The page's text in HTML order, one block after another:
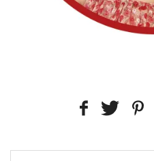
Type your email…